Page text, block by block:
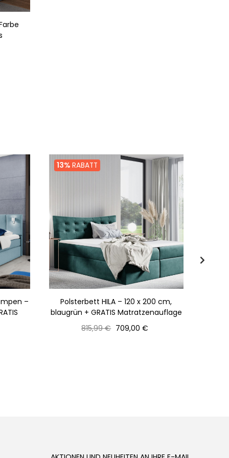
–
13% RABATT
Polsterbett HILA – 120 x 200 cm,
blaugrün + GRATIS Matratzenauflage
Normaler
815,99 € Preis
709,00 €